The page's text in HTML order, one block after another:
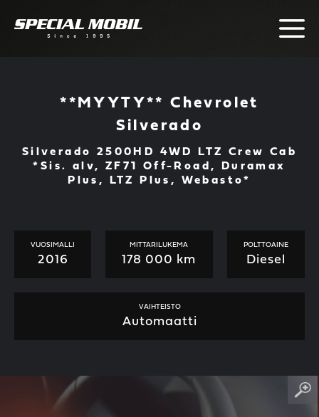
**MYYTY** Chevrolet
Silverado
Silverado 2500HD 4WD LTZ Crew Cab
*Sis. alv, ZF71 Off-Road, Duramax
Plus, LTZ Plus, Webasto*
VUOSIMALLI
2016
MITTARILUKEMA
178 000 km
POLTTOAINE
Diesel
VAIHTEISTO
Automaatti